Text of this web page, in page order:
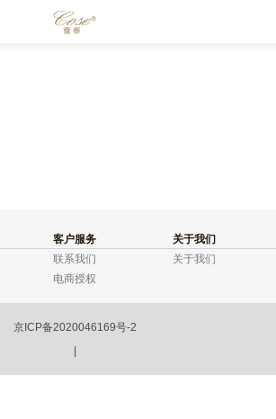
客户服务
联系我们
电商授权
关于我们
关于我们
京ICP备2020046169号-2